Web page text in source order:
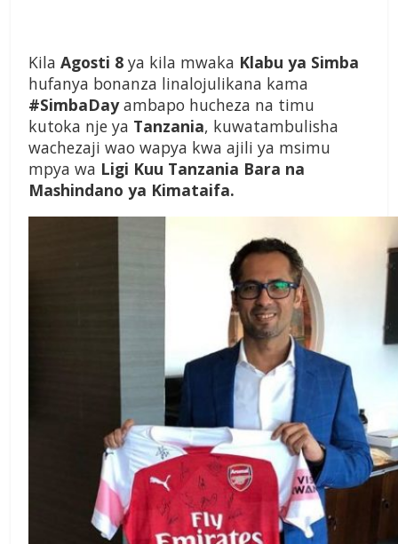
Kila Agosti 8 ya kila mwaka Klabu ya Simba
hufanya bonanza linalojulikana kama
#SimbaDayambapo hucheza na timu
kutoka nje ya Tanzania, kuwatambulisha
wachezaji wao wapya kwa ajili ya msimu
mpya wa Ligi Kuu Tanzania Bara na
Mashindano ya Kimataifa.